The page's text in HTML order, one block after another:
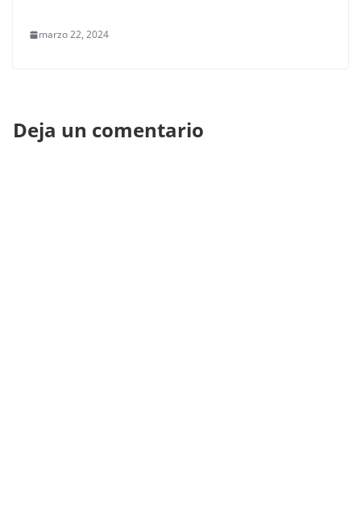
marzo 22, 2024
Deja un comentario